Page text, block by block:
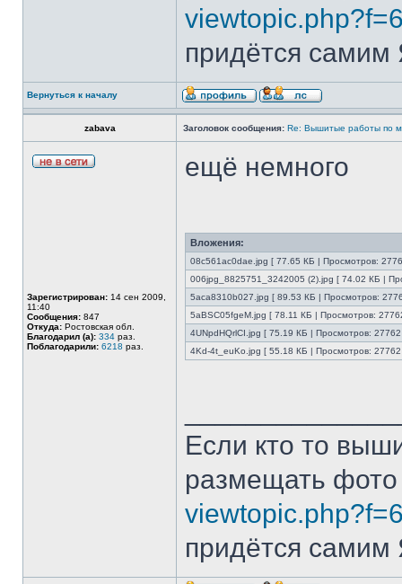
придётся самим
Вернуться к началу
zabava Заголовок сообщения: Re: Вышитые работы по
Зарегистрирован: 14 сен 2009,
11:40
Сообщения: 847
Откуда: Ростовская обл.
Благодарил (а): 334 раз.
Поблагодарили: 6218 раз.
ещё немного
Вложения:
08c561ac0dae.jpg [ 77.65 КБ | Просмотров:
006jpg_8825751_3242005 (2).jpg [ 74.02 КБ |
5aca8310b027.jpg [ 89.53 КБ | Просмотров:
5aBSC05fgeM.jpg [ 78.11 КБ | Просмотров:
4UNpdHQrlCI.jpg [ 75.19 КБ | Просмотров:
4Kd-4t_euKo.jpg [ 55.18 КБ | Просмотров:
Если кто то
размещать фото
придётся самим